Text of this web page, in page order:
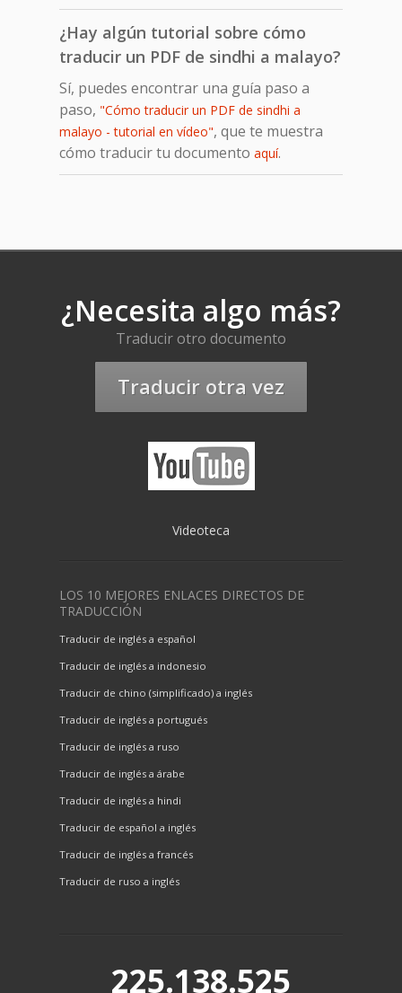
¿Hay algún tutorial sobre cómo
traducir un PDF de sindhi a malayo?
Sí, puedes encontrar una guía paso a
paso, "Cómo traducir un PDF de sindhi a
malayo - tutorial en vídeo", que te muestra
cómo traducir tu documento aquí.
¿Necesita algo más?
Traducir otro documento
Traducir otra vez
Videoteca
LOS 10 MEJORES ENLACES DIRECTOS DE
TRADUCCIÓN
Traducir de inglés a español
Traducir de inglés a indonesio
Traducir de chino (simplificado) a inglés
Traducir de inglés a portugués
Traducir de inglés a ruso
Traducir de inglés a árabe
Traducir de inglés a hindi
Traducir de español a inglés
Traducir de inglés a francés
Traducir de ruso a inglés
225.138.525